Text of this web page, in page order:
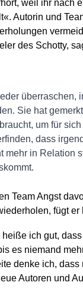
weil ihr nach
Autorin und
des Schot­ty,
über­ra­schen,
Sie hat
um für
dass
mehr in Rela­ti­on
Team Angst
fügt er
ich gut,
es nie­mand
den­ke ich, dass
Autoren und